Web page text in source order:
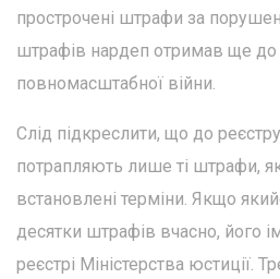
прострочені штрафи за
штрафів нардеп отримав ще до
повномасштабної війни.
Слід підкреслити, що до
потрапляють лише ті штрафи,
встановлені терміни. Якщо
десятки штрафів вчасно, його
реєстрі Міністерства юстиції.